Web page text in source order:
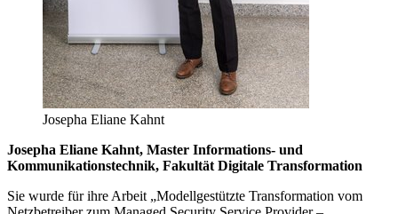
Josepha Eliane Kahnt
Josepha Eliane Kahnt, Master Informations- und
Kommunikationstechnik, Fakultät Digitale Transformation
Sie wurde für ihre Arbeit „Modellgestützte Transformation vom